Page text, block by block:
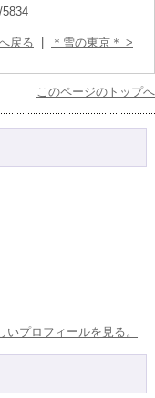
戻る | ＊雪の東京＊ >
このページのトップへ
いプロフィールを見る。